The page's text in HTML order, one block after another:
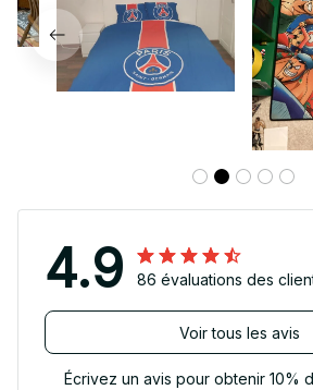
4.9 86 évaluations des
Voir tous les avis
Écrivez un avis pour obtenir 10%